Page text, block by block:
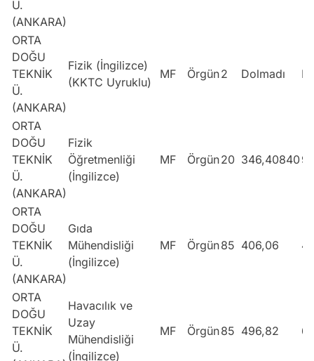
Ü.
(ANKARA)
ORTA
DOĞU
TEKNİK
Ü.
(ANKARA)
Fizik (İngilizce)
(KKTC Uyruklu)
MF Örgün2 Dolmadı
ORTA
DOĞU
TEKNİK
Ü.
(ANKARA)
Fizik
Öğretmenliği
(İngilizce)
MF Örgün20 346,40840
ORTA
DOĞU
TEKNİK
Ü.
(ANKARA)
Gıda
Mühendisliği
(İngilizce)
MF Örgün85 406,06
ORTA
DOĞU
TEKNİK
Ü.
Havacılık ve
Uzay
Mühendisliği
(İngilizce)
MF Örgün85 496,82